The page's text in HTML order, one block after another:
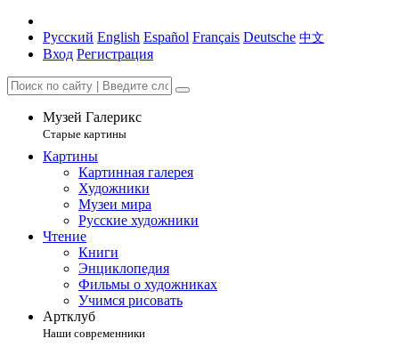
Русский English Español Français Deutsche 中文
Вход Регистрация
Музей Галерикс
Старые картины
Картины
Картинная галерея
Художники
Музеи мира
Русские художники
Чтение
Книги
Энциклопедия
Фильмы о художниках
Учимся рисовать
Артклуб
Наши современники